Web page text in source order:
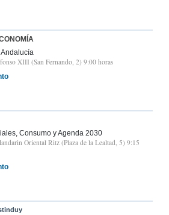
XIII (San Fernando, 2) 9:00 horas
Consumo y Agenda 2030
Oriental Ritz (Plaza de la Lealtad, 5) 9:15